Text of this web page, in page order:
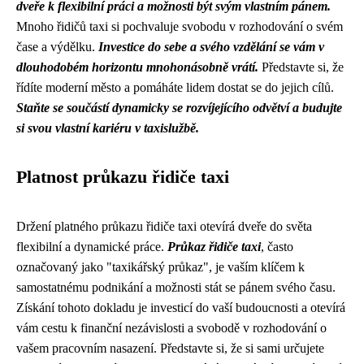
dveře k flexibilní práci a možnosti být svým vlastním pánem.
Mnoho řidičů taxi si pochvaluje svobodu v rozhodování o svém
čase a výdělku. Investice do sebe a svého vzdělání se vám v
dlouhodobém horizontu mnohonásobně vrátí. Představte si, že
řídíte moderní město a pomáháte lidem dostat se do jejich cílů.
Staňte se součástí dynamicky se rozvíjejícího odvětví a budujte
si svou vlastní kariéru v taxislužbě.
Platnost průkazu řidiče taxi
Držení platného průkazu řidiče taxi otevírá dveře do světa
flexibilní a dynamické práce. Průkaz řidiče taxi, často
označovaný jako "taxikářský průkaz", je vaším klíčem k
samostatnému podnikání a možnosti stát se pánem svého času.
Získání tohoto dokladu je investicí do vaší budoucnosti a otevírá
vám cestu k finanční nezávislosti a svobodě v rozhodování o
vašem pracovním nasazení. Představte si, že si sami určujete